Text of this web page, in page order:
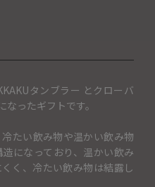
タンブラー とクローバ
ったギフトです。
たい飲み物や温かい飲み物
になっており、温かい飲み
く、冷たい飲み物は結露し